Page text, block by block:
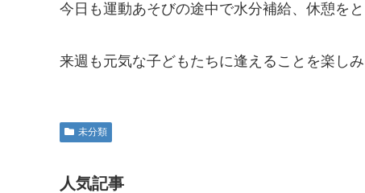
今日も運動あそびの途中で水分補給、休憩を
来週も元気な子どもたちに逢えることを楽し
未分類
人気記事